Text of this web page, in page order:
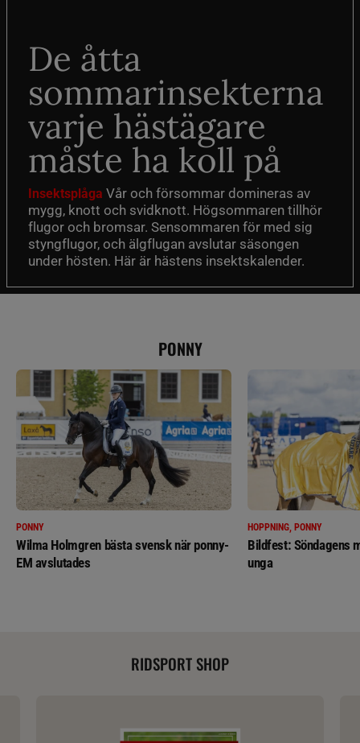
De åtta
sommarinsekterna
varje hästägare
måste ha koll på
Insektsplåga Vår och försommar domineras av
mygg, knott och svidknott. Högsommaren tillhör
flugor och bromsar. Sensommaren för med sig
styngflugor, och älgflugan avslutar säsongen
under hösten. Här är hästens insektskalender.
PONNY
PONNY
Wilma Holmgren bästa svensk när ponny-
EM avslutades
HOPPNING, PONNY
Bildfest: Söndagens
unga
RIDSPORT SHOP